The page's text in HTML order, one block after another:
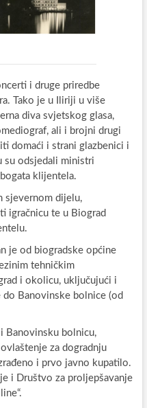
i druge priredbe
Tako je u Iliriji u više
diva svjetskog glasa,
ali i brojni drugi
domaći i strani glazbenici i
su odsjedali ministri
klijentela.
sjevernom dijelu,
igračnicu te u Biograd
je od biogradske općine
tehničkim
i okolicu, uključujući i
Banovinske bolnice (od
Banovinsku bolnicu,
za dogradnju
i prvo javno kupatilo.
i Društvo za proljepšavanje